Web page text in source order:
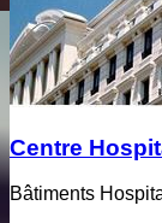
Centre
Bâtiments